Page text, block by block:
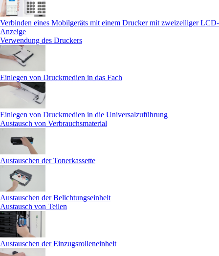
Verbinden eines Mobilgeräts mit einem Drucker mit zweizeiliger LCD-
Anzeige
Verwendung des Druckers
Einlegen von Druckmedien in das Fach
Einlegen von Druckmedien in die Universalzuführung
Austausch von Verbrauchsmaterial
Austauschen der Tonerkassette
Austauschen der Belichtungseinheit
Austausch von Teilen
Austauschen der Einzugsrolleneinheit